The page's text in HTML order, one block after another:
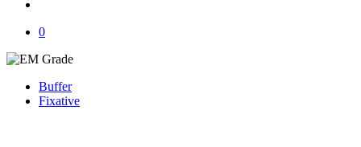
0
Buffer
Fixative